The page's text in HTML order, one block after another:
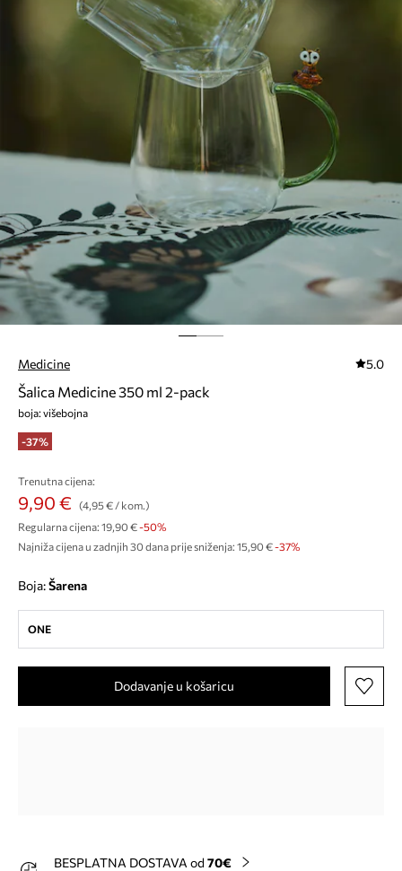
Medicine 5.0
Šalica Medicine 350 ml 2-pack
boja: višebojna
-37%
Trenutna cijena:
9,90 €
(4,95 € / kom.)
Regularna cijena: 19,90 €-50%
Najniža cijena u zadnjih 30 dana prije sniženja: 15,90 € -37%
Boja: šarena
ONE
Dodavanje u košaricu
BESPLATNA DOSTAVA od 70€